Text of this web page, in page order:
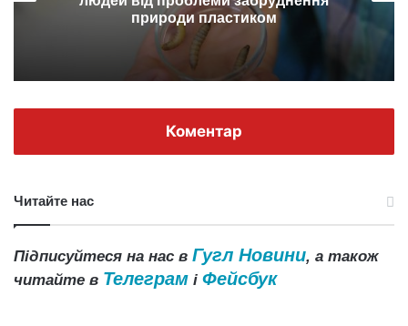
природи пластиком
Коментар
Читайте нас
Підписуйтеся на нас в Гугл Новини, а також
читайте в Телеграм і Фейсбук